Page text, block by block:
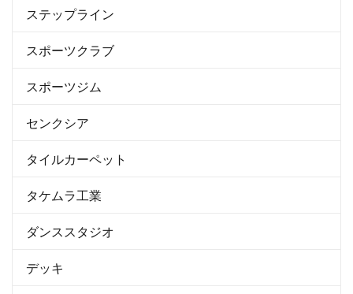
ステップライン
スポーツクラブ
スポーツジム
センクシア
タイルカーペット
タケムラ工業
ダンススタジオ
デッキ